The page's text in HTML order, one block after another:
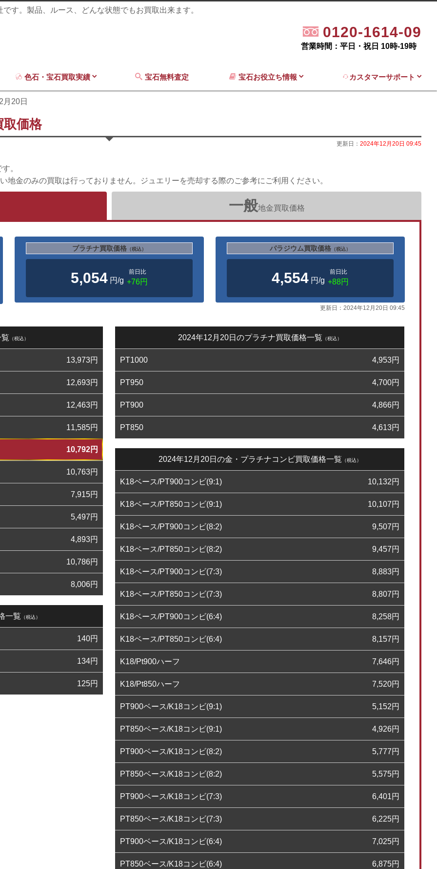
す。製品、ルース、どんな状態でもお買取出来ます。
0120-1614-09
営業時間：平日・祝日 10時-19時
色石・宝石買取実績 宝石無料査定 宝石お役立ち情報 カスタマーサポート
月20日
取価格
更新日： 2024年12月20日 09:45
す。
金のみの買取は行っておりません。ジュエリーを売却する際のご参考にご利用ください。
一般地金買取価格
プラチナ買取価格（税込）
5,054 円/g
前日比
+76円
パラジウム買取価格 （税込）
4,554 円/g
前日比
+88円
更新日： 2024年12月20日 09:45
（税込）
13,973円
12,693円
12,463円
11,585円
10,792円
10,763円
7,915円
5,497円
4,893円
10,786円
8,006円
一覧 （税込）
140円
134円
125円
2024年12月20日のプラチナ買取価格一覧 （税込）
PT1000 4,953円
PT950 4,700円
PT900 4,866円
PT850 4,613円
2024年12月20日の金・プラチナコンビ買取価格一覧 （税込）
K18ベース/PT900コンビ(9:1) 10,132円
K18ベース/PT850コンビ(9:1) 10,107円
K18ベース/PT900コンビ(8:2) 9,507円
K18ベース/PT850コンビ(8:2) 9,457円
K18ベース/PT900コンビ(7:3) 8,883円
K18ベース/PT850コンビ(7:3) 8,807円
K18ベース/PT900コンビ(6:4) 8,258円
K18ベース/PT850コンビ(6:4) 8,157円
K18/Pt900ハーフ 7,646円
K18/Pt850ハーフ 7,520円
PT900ベース/K18コンビ(9:1) 5,152円
PT850ベース/K18コンビ(9:1) 4,926円
PT900ベース/K18コンビ(8:2) 5,777円
PT850ベース/K18コンビ(8:2) 5,575円
PT900ベース/K18コンビ(7:3) 6,401円
PT850ベース/K18コンビ(7:3) 6,225円
PT900ベース/K18コンビ(6:4) 7,025円
PT850ベース/K18コンビ(6:4) 6,875円